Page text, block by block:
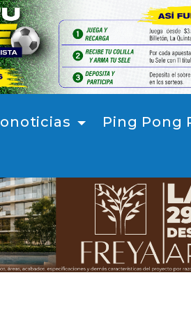
Ping Pong